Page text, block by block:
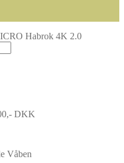
Habrok 4K 2.0
DKK
Våben